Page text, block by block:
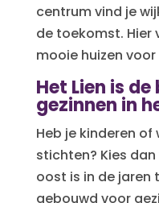
centrum vind je
de toekomst. Hier
mooie huizen voor
Het Lien is
gezinnen in
Heb je kinderen of
stichten? Kies
oost is in de
gebouwd voor